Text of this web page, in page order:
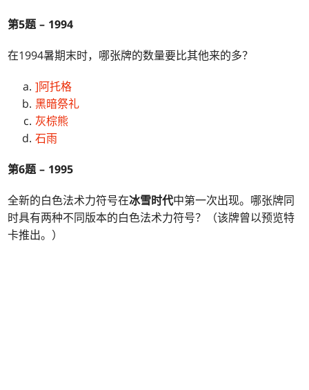
第5题 – 1994
在1994暑期末时，哪张牌的数量要比其他来的多？
]阿托格
黑暗祭礼
灰棕熊
石雨
第6题 – 1995
全新的白色法术力符号在冰雪时代中第一次出现。哪张牌同
时具有两种不同版本的白色法术力符号？（该牌曾以预览特
卡推出。）